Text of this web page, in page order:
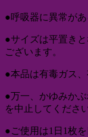
●呼吸器に異常が
●サイズは平置き
ございます。
●本品は有毒ガス
●万一、かゆみか
を中止してください
●ご使用は1日1枚